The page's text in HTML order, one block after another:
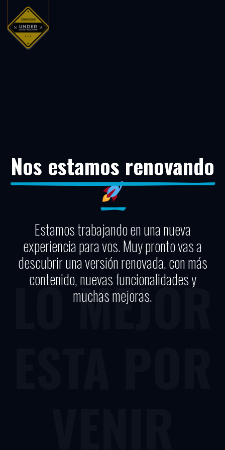
Nos estamos renovando
Estamos trabajando en una nueva
experiencia para vos. Muy pronto vas a
descubrir una versión renovada, con más
contenido, nuevas funcionalidades y
muchas mejoras.
LO MEJOR